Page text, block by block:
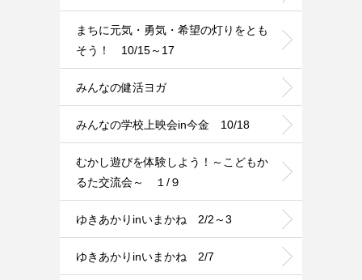
まちに元気・勇気・希望の灯りをとも
そう！ 10/15～17
みんなの健活ヨガ
みんなの学校上映会in今金 10/18
むかし遊びを体験しよう！～こどもか
るた交流会～ １/９
ゆきあかりinいまかね 2/2～3
ゆきあかりinいまかね 2/7